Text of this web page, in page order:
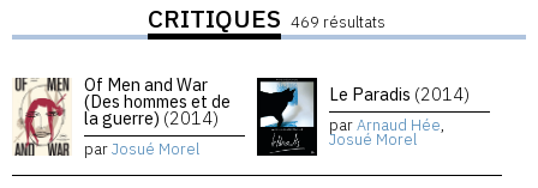
CRITIQUES 469 résultats
Of Men and War
(Des hommes et de
la guerre) (2014)
parJosué Morel
Le Paradis (2014)
parArnaud Hée,
Josué Morel